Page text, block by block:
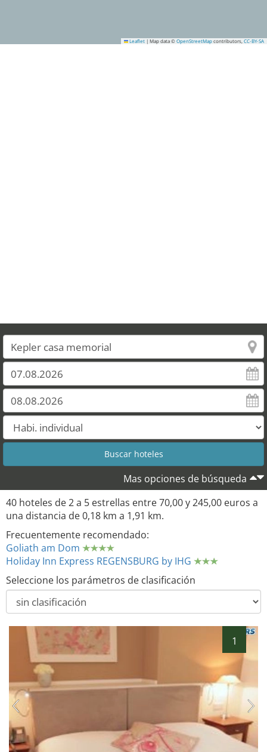
Leaflet | Map data © OpenStreetMap contributors, CC-BY-SA
Mas opciones de búsqueda
40 hoteles de 2 a 5 estrellas entre 70,00 y 245,00 euros a
una distancia de 0,18 km a 1,91 km.
Frecuentemente recomendado:
Goliath am Dom
Holiday Inn Express REGENSBURG by IHG
Seleccione los parámetros de clasificación
1